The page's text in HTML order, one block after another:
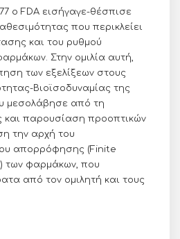
ο FDA εισήγαγε-θέσπισε
που περικλείει
και του ρυθμού
Στην ομιλία αυτή,
των εξελίξεων στους
Βιοϊσοδυναμίας της
μεσολάβησε από τη
και παρουσίαση προοπτικών
την αρχή του
απορρόφησης (Finite
των φαρμάκων, που
από τον ομιλητή και τους